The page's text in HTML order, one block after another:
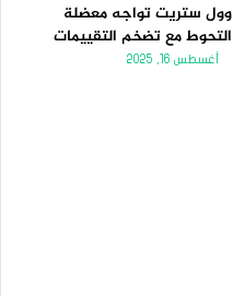
وول ستريت تواجه معضلة
التحوط مع تضخم التقييمات
أغسطس 16, 2025